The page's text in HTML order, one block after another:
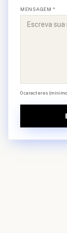
MENSAGEM *
0caracteres (minimo